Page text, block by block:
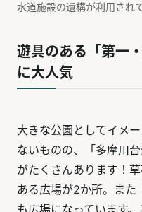
水道施設の遺構が利用され
遊具のある「第一
に大人気
大きな公園としてイメ
ないものの、「多摩川
がたくさんあります！
ある広場が2か所。また